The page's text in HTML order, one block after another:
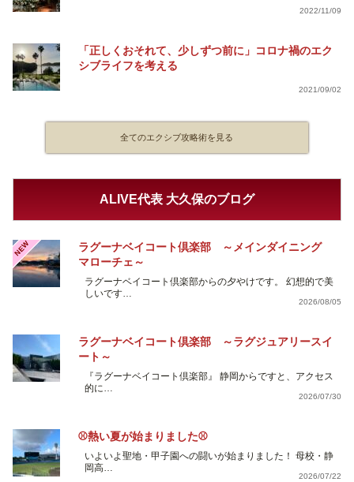
2022/11/09
「正しくおそれて、少しずつ前に」コロナ禍のエク
シブライフを考える
2021/09/02
全てのエクシブ攻略術を見る
ALIVE代表 大久保のブログ
NEW
ラグーナベイコート倶楽部 ～メインダイニング
マローチェ～
ラグーナベイコート倶楽部からの夕やけです。 幻想的で美
しいです…
2026/08/05
ラグーナベイコート倶楽部 ～ラグジュアリースイ
ート～
『ラグーナベイコート倶楽部』 静岡からですと、アクセス
的に…
2026/07/30
⚾熱い夏が始まりました⚾
いよいよ聖地・甲子園への闘いが始まりました！ 母校・静
岡高…
2026/07/22